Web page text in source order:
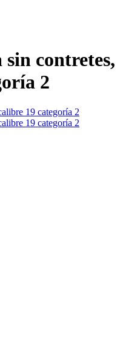
sin contretes,
2